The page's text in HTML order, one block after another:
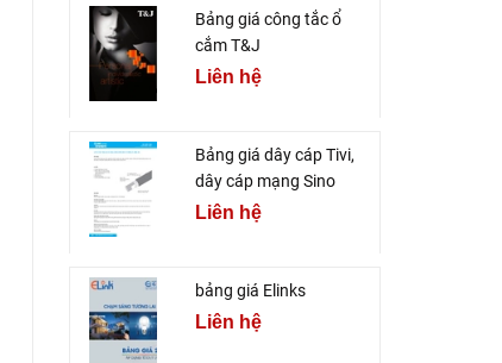
Bảng giá công tắc ổ
cắm T&J
Liên hệ
Bảng giá dây cáp Tivi,
dây cáp mạng Sino
Liên hệ
bảng giá Elinks
Liên hệ